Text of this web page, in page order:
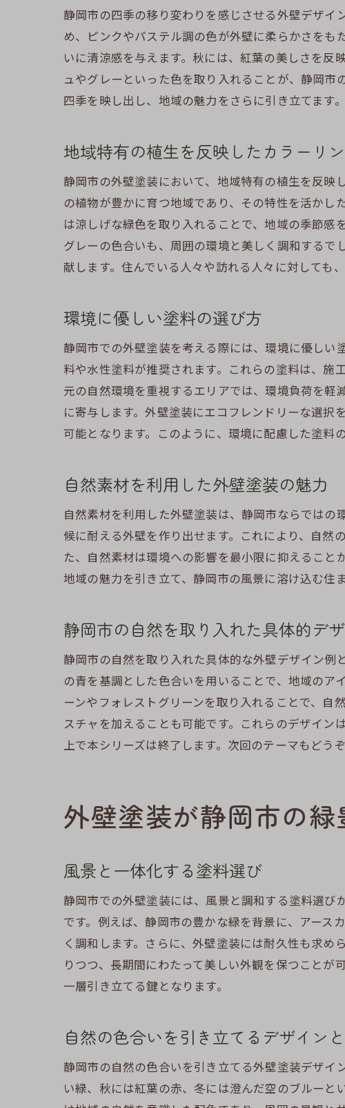
静
和
日
和
土
静
地
耐
静
地
地
静
地
静岡市
地
地
住
地
自
静岡市の四季の移り変わりを感じさせる外壁デザイ
め、ピンクやパステル調の色が外壁に柔らかさを
いに清涼感を与えます。秋には、紅葉の美しさを反
ュやグレーといった色を取り入れることが、静岡
四季を映し出し、地域の魅力をさらに引き立てます。
地域特有の植生を反映したカラーリ
静岡市の外壁塗装において、地域特有の植生を反映
の植物が豊かに育つ地域であり、その特性を活か
は涼しげな緑色を取り入れることで、地域の季節
グレーの色合いも、周囲の環境と美しく調和する
献します。住んでいる人々や訪れる人々に対しても
環境に優しい塗料の選び方
静岡市での外壁塗装を考える際には、環境に優しい
料や水性塗料が推奨されます。これらの塗料は、
元の自然環境を重視するエリアでは、環境負荷を
に寄与します。外壁塗装にエコフレンドリーな選
可能となります。このように、環境に配慮した塗料
自然素材を利用した外壁塗装の魅力
自然素材を利用した外壁塗装は、静岡市ならでは
候に耐える外壁を作り出せます。これにより、自然
た、自然素材は環境への影響を最小限に抑えること
地域の魅力を引き立て、静岡市の風景に溶け込む住
静岡市の自然を取り入れた具体的デ
静岡市の自然を取り入れた具体的な外壁デザイン
の青を基調とした色合いを用いることで、地域のア
ーンやフォレストグリーンを取り入れることで、自
スチャを加えることも可能です。これらのデザイ
上で本シリーズは終了します。次回のテーマもどう
外壁塗装が静岡市の
風景と一体化する塗料選び
静岡市での外壁塗装には、風景と調和する塗料選び
です。例えば、静岡市の豊かな緑を背景に、アース
く調和します。さらに、外壁塗装には耐久性も求
りつつ、長期間にわたって美しい外観を保つこと
一層引き立てる鍵となります。
自然の色合いを引き立てるデザイン
静岡市の自然の色合いを引き立てる外壁塗装デザイ
い緑、秋には紅葉の赤、冬には澄んだ空のブルー